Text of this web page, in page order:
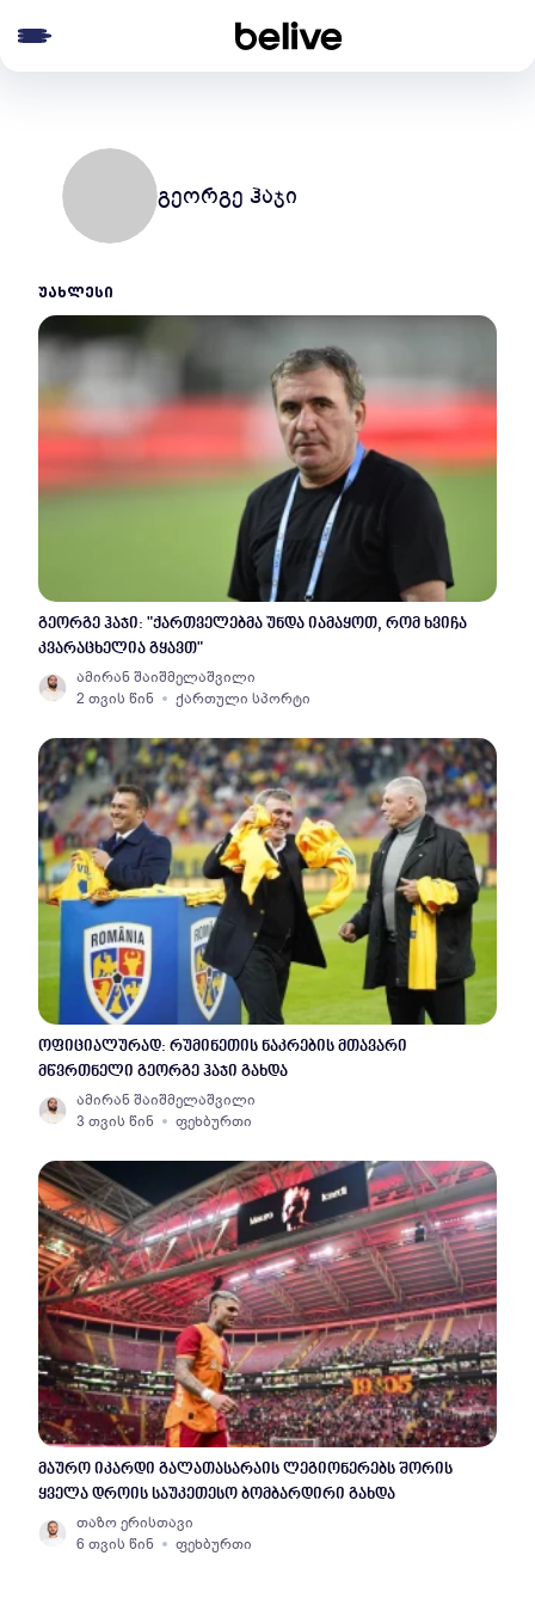
გეორგე ჰაჯი
ᲣᲐᲮᲚᲔᲡᲘ
გეორგე ჰაჯი: "ქართველებმა უნდა იამაყოთ, რომ ხვიჩა
კვარაცხელია გყავთ"
ამირან შაიშმელაშვილი
2 თვის წინ
ქართული სპორტი
ოფიციალურად: რუმინეთის ნაკრების მთავარი
მწვრთნელი გეორგე ჰაჯი გახდა
ამირან შაიშმელაშვილი
3 თვის წინ
ფეხბურთი
მაურო იკარდი გალათასარაის ლეგიონერებს შორის
ყველა დროის საუკეთესო ბომბარდირი გახდა
თაზო ერისთავი
6 თვის წინ
ფეხბურთი